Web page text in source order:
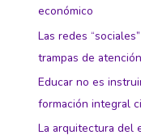
económico
Las redes
trampas de atención
Educar no es
formación integral
La arquitectura del